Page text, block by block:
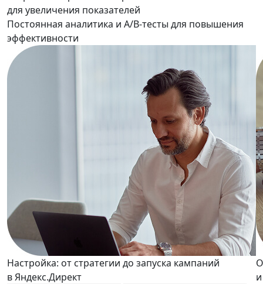
для увеличения показателей
Постоянная аналитика и A/B-тесты для повышения
эффективности
Настройка: от стратегии до запуска кампаний
в Яндекс.Директ